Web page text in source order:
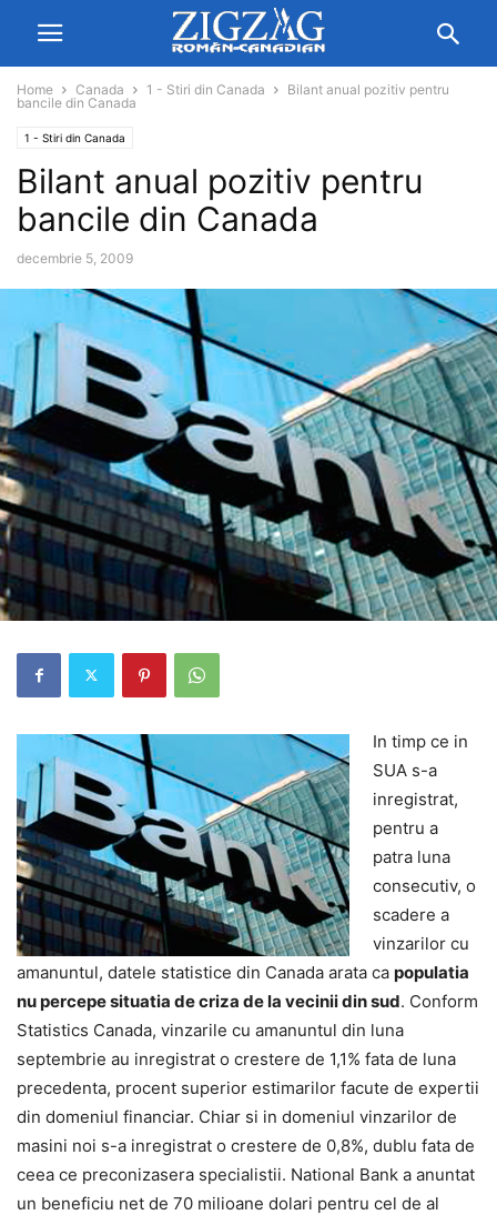
Home Canada 1 - Stiri din Canada
Bilant anual pozitiv pentru
bancile din Canada
1 - Stiri din Canada
Bilant anual pozitiv pentru
bancile din Canada
decembrie 5, 2009
In timp ce in
SUA s-a
inregistrat,
pentru a
patra luna
consecutiv, o
scadere a
vinzarilor cu
amanuntul, datele statistice din Canada arata ca populatia
nu percepe situatia de criza de la vecinii din sud. Conform
Statistics Canada, vinzarile cu amanuntul din luna
septembrie au inregistrat o crestere de 1,1% fata de luna
precedenta, procent superior estimarilor facute de expertii
din domeniul financiar. Chiar si in domeniul vinzarilor de
masini noi s-a inregistrat o crestere de 0,8%, dublu fata de
ceea ce preconizasera specialistii. National Bank a anuntat
un beneficiu net de 70 milioane dolari pentru cel de al